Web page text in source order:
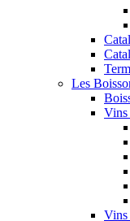
Les
Vins
Vins